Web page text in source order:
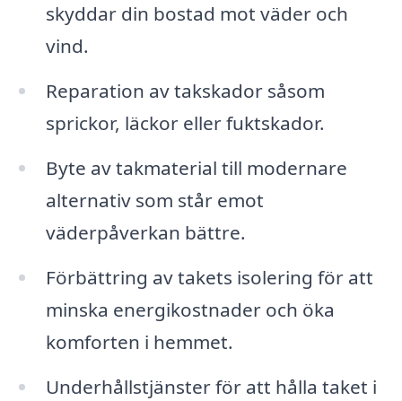
skyddar din bostad mot väder och
vind.
Reparation av takskador såsom
sprickor, läckor eller fuktskador.
Byte av takmaterial till modernare
alternativ som står emot
väderpåverkan bättre.
Förbättring av takets isolering för att
minska energikostnader och öka
komforten i hemmet.
Underhållstjänster för att hålla taket i